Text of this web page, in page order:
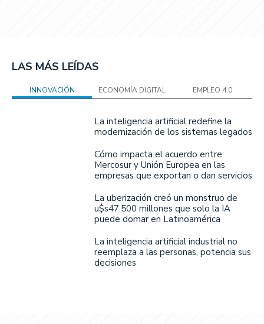
LAS MÁS LEÍDAS
INNOVACIÓN ECONOMÍA DIGITAL EMPLEO 4.0
La inteligencia artificial redefine la
modernización de los sistemas legados
Cómo impacta el acuerdo entre
Mercosur y Unión Europea en las
empresas que exportan o dan servicios
La uberización creó un monstruo de
u$s47.500 millones que solo la IA
puede domar en Latinoamérica
La inteligencia artificial industrial no
reemplaza a las personas, potencia sus
decisiones